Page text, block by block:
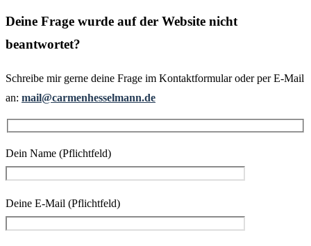
Deine Frage wurde auf der Website nicht
beantwortet?
Schreibe mir gerne deine Frage im Kontaktformular oder per E-Mail
an: mail@carmenhesselmann.de
Dein Name (Pflichtfeld)
Deine E-Mail (Pflichtfeld)